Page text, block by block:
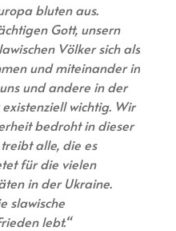
bluten aus.
Gott, unsern
Völker sich als
und miteinander in
und andere in der
wichtig. Wir
bedroht in dieser
alle, die es
für die vielen
in der Ukraine.
slawische
lebt.“